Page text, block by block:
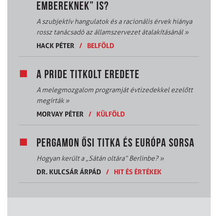
EMBEREKNEK” IS?
A szubjektív hangulatok és a racionális érvek hiánya
rossz tanácsadó az államszervezet átalakításánál»
HACK PÉTER
/ BELFÖLD
A PRIDE TITKOLT EREDETE
A melegmozgalom programját évtizedekkel ezelőtt
megírták»
MORVAY PÉTER
/ KÜLFÖLD
PERGAMON ŐSI TITKA ÉS EURÓPA SORSA
Hogyan került a „Sátán oltára” Berlinbe?»
DR. KULCSÁR ÁRPÁD
/ HIT ÉS ÉRTÉKEK